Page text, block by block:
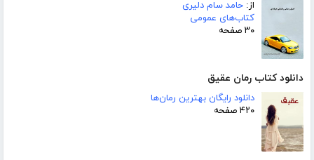
از: حامد سام دلیری
کتاب‌های عمومی
۳۰ صفحه
دانلود کتاب رمان عقیق
دانلود رایگان بهترین رمان‌ها
۴۲۰ صفحه